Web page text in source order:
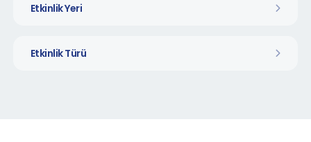
Etkinlik Yeri
Etkinlik Türü